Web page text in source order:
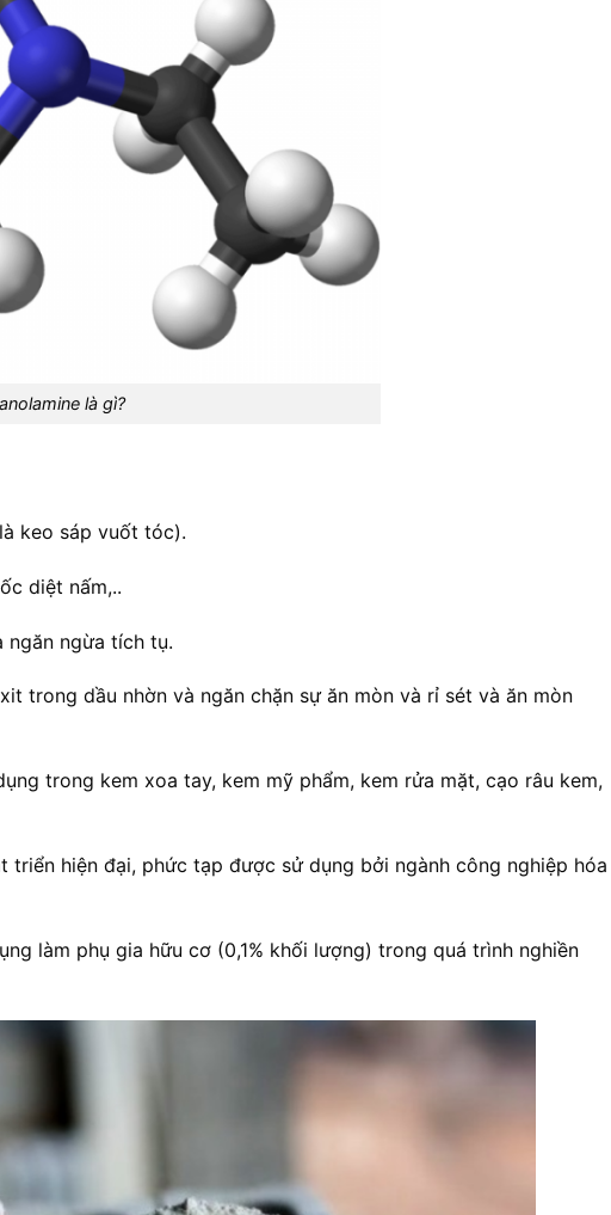
là gì?
keo sáp vuốt tóc).
diệt nấm,..
ngăn ngừa tích tụ.
trong dầu nhờn và ngăn chặn sự ăn mòn và rỉ sét và ăn mòn
trong kem xoa tay, kem mỹ phẩm, kem rửa mặt, cạo râu kem,
hiện đại, phức tạp được sử dụng bởi ngành công nghiệp hóa
làm phụ gia hữu cơ (0,1% khối lượng) trong quá trình nghiền